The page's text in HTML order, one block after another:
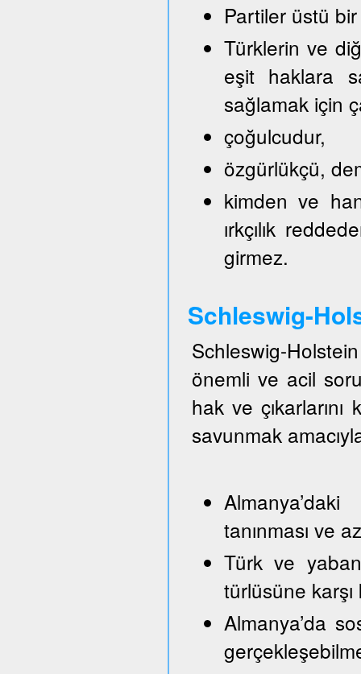
Partiler üstü
Türklerin ve
eşit haklara
sağlamak için
çoğulcudur,
özgürlükçü,
kimden ve
ırkçılık
girmez.
Schleswig-
Schleswig-
önemli ve acil
hak ve
savunmak
tanınması ve
Türk ve
türlüsüne
Almanya’da